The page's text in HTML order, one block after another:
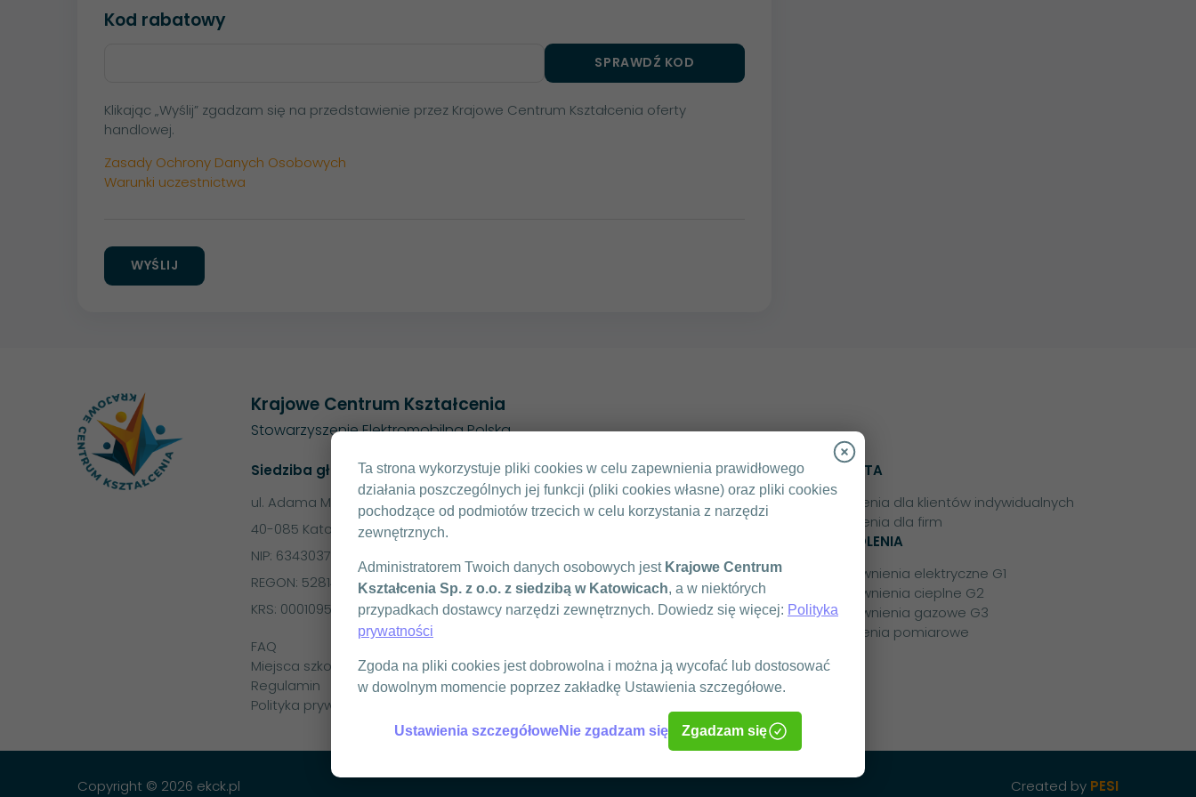
Kod rabatowy
SPRAWDŹ KOD
Klikając „Wyślij” zgadzam się na przedstawienie przez Krajowe Centrum Kształcenia oferty
handlowej.
Zasady Ochrony Danych Osobowych
Warunki uczestnictwa
WYŚLIJ
Krajowe Centrum Kształcenia
Stowarzyszenie Elektromobilna Polska
Siedziba główna
ul. Adama Mickiewicza 29
40-085 Katowice
NIP: 6343037023
REGON: 528148662
KRS: 0001095551
FAQ
Miejsca szkoleń
Regulamin
Polityka prywatności
KONTAKT
797 909 858
biuro@ekck.pl
FORMULARZ KONTAKTOWY
OFERTA
Szkolenia dla klientów indywidualnych
Szkolenia dla firm
SZKOLENIA
Uprawnienia elektryczne G1
Uprawnienia cieplne G2
Uprawnienia gazowe G3
Szkolenia pomiarowe
Copyright © 2026 ekck.pl Created by PESI
Ta strona wykorzystuje pliki cookies w celu zapewnienia prawidłowego
działania poszczególnych jej funkcji (pliki cookies własne) oraz pliki cookies
pochodzące od podmiotów trzecich w celu korzystania z narzędzi
zewnętrznych.
Administratorem Twoich danych osobowych jest Krajowe Centrum
Kształcenia Sp. z o.o. z siedzibą w Katowicach, a w niektórych
przypadkach dostawcy narzędzi zewnętrznych. Dowiedz się więcej: Polityka
prywatności
Zgoda na pliki cookies jest dobrowolna i można ją wycofać lub dostosować
w dowolnym momencie poprzez zakładkę Ustawienia szczegółowe.
Ustawienia szczegółoweNie zgadzam się Zgadzam się